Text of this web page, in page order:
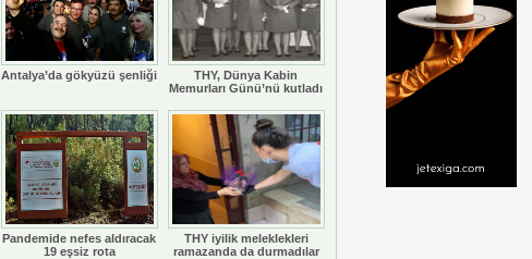
Antalya’da gökyüzü şenliği
THY, Dünya Kabin
Memurları Günü’nü kutladı
Pandemide nefes aldıracak
19 eşsiz rota
THY iyilik meleklekleri
ramazanda da durmadılar